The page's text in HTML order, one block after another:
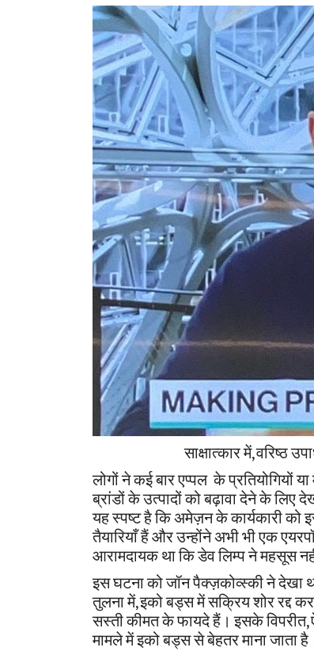
साक्षात्कार में, वरिष्ठ
लोगों ने कई बार एप्पल के प्रतियोगियों
ब्रांडों के उत्पादों को बढ़ावा देने के
यह स्पष्ट है कि अमेज़न के कार्यकारी को
तैयारियाँ हैं और उन्होंने अभी भी एक
आरामदायक था कि डेव लिम्प ने महसूस
इस घटना को जॉन पैक्ज़कोव्स्की ने देखा
तुलना में, इको बड्स में सक्रिय शोर रद्द
सस्ती कीमत के फायदे हैं। इसके
मामले में इको बड्स से बेहतर माना जाता